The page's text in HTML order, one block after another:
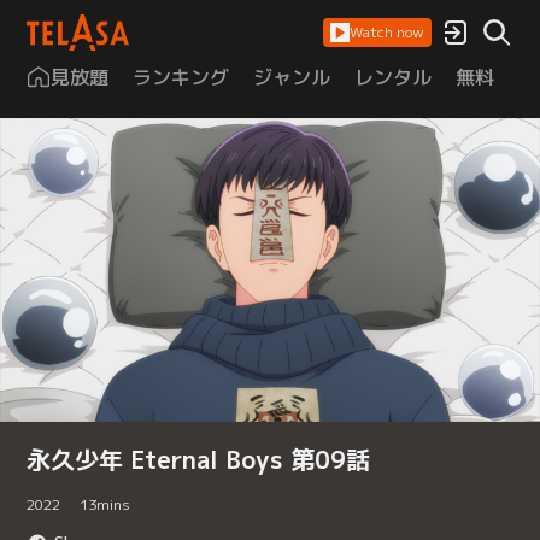
Watch now
見放題 ランキング ジャンル レンタル 無料
永久少年 Eternal Boys 第09話
2022 13mins